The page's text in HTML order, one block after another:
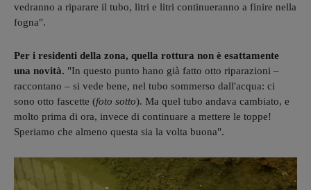
vedranno a riparare il tubo, litri e litri continueranno a finire nella
fogna".
Per i residenti della zona, quella rottura non è esattamente
una novità. "In questo punto hano già fatto otto riparazioni –
raccontano – si vede bene, nel tubo sommerso dall'acqua: ci
sono otto fascette (foto sotto). Ma quel tubo andava cambiato, e
molto prima di ora, invece di continuare a mettere le toppe!
Speriamo che almeno questa sia la volta buona".